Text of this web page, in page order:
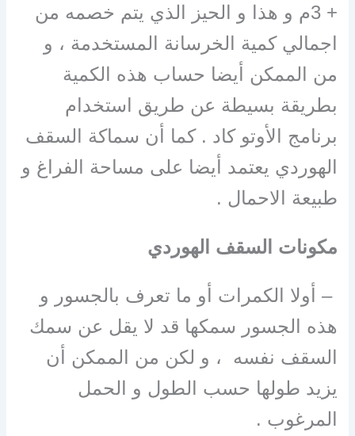
+ 3م و هذا و الحيز الذي يتم خصمه من
اجمالي كمية الخرسانة المستخدمة ، و
من الممكن أيضا حساب هذه الكمية
بطريقة بسيطة عن طريق استخدام
برنامج الأوتو كاد . كما أن سماكة السقف
الهوردي يعتمد أيضا على مساحة الفراغ و
طبيعة الاحمال .
مكونات السقف الهوردي
– أولا الكمرات أو ما تعرف بالجسور و
هذه الجسور سمكها قد لا يقل عن سمك
السقف نفسه ، و لكن من الممكن أن
يزيد طولها حسب الطول و الحمل
المرغوب .